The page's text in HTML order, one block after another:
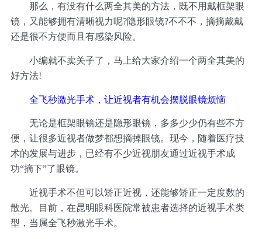
那么，有没有什么两全其美的方法，既不用戴框架眼
镜，又能够拥有清晰视力呢?隐形眼镜?不不不，摘摘戴戴
还是很不方便而且有感染风险。
小编就不卖关子了，马上给大家介绍一个两全其美的
好方法!
全飞秒激光手术，让近视者有机会摆脱眼镜烦恼
无论是框架眼镜还是隐形眼镜，多多少少仍有些不方
便，让很多近视者做梦都想摘掉眼镜。现今，随着医疗技
术的发展与进步，已经有不少近视朋友通过近视手术成
功“摘下”了眼镜。
近视手术不但可以矫正近视，还能够矫正一定度数的
散光。目前，在昆明眼科医院常被患者选择的近视手术类
型，当属全飞秒激光手术。